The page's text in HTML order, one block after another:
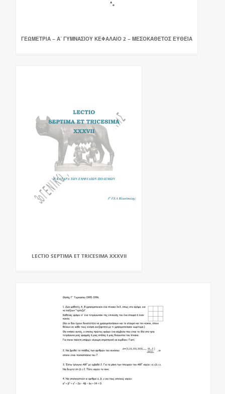
ΓΕΩΜΕΤΡΙΑ − Α΄ ΓΥΜΝΑΣΙΟΥ ΚΕΦΑΛΑΙΟ 2 − ΜΕΣΟΚΆΘΕΤΟΣ ΕΥΘΕΊΑ
LECTIO SEPTIMA ET TRICESIMA XXXVII